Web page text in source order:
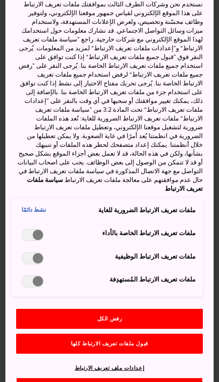
صارمة للغاية. ولأن الهدف الأول والأخير هو حماية السلالات
وضمان نقائها، يُجرى التحكم في كل تفاصيل الرعاية تحكمًا
كاملًا. فعلى سبيل المثال، تُختم جميع العجول حديثة الولادة
بأرقام تعريفية خاصة بهدف التمكن من تتبعها ومعرفة مزارعها
الأصلية، كما يُسجَّل مكان ميلاد كل بقرة والتاريخ الذي وُلدت فيه
ونوع السلالة التي تنتمي إليها.
من المزرعة إلى حظائر الخمس نجوم
يرعى المربون أغلب أنواع الواغيو من ثمانية إلى عشرة أشهر،
الذين يُكملون رعايتها. ويعمل هؤلاء المزارعون على خلق بيئات
مثالية لأبقارهم لتتمتع بأقصى حدود الراحة والهدوء، ويرجع
السبب وراء ذلك الاهتمام الزائد إلى الاعتقاد السائد بأن تلك
البيئات الهادئة الخالية من التوتر هي ما يُكسِب لحوم تلك الأبقار
قوامها الاستثنائي المميز. كما تتمتع ثيران الواغيو بظروف تغذية
مميزة، فالأبقار الحامل والماشية الوليدة ترعى على أعشاب
المراعي، أما العجول الصغيرة والثيران الأخرى، فتتغذى على
نستخدم نحن وشركات الطرف الثالث بموافقتك ملفات تعريف الارتباط
على هذا الموقع الإلكتروني لقياس جمهور موقعنا الإلكتروني، ولتوفير
وظائف محسّنة وتخصيص، ولعرض الإعلانات المستهدفة، ولاستخدام
ميزات وسائل التواصل الاجتماعي. قد نشارك معلومات حول استخدامك
لهذا الموقع الإلكتروني مع شركات خارجية. راجع ”سياسة ملفات تعريف
الارتباط“ و”إعدادات ملفات تعريف الارتباط“ لمزيد من المعلومات. يُرجى
النقر فوق ”قبول جميع ملفات تعريف الارتباط“ إذا كنت توافق على
استخدام جميع ملفات تعريف الارتباط الخاصة بنا. يُرجى النقر على ”رفض
جميع ملفات تعريف الارتباط“ لرفض استخدام جميع ملفات تعريف
الارتباط الخاصة بنا. يُرجى تحريك مفتاح الاختيار إلى نشط إذا كنت توافق
على استخدام جزء من ملفات تعريف الارتباط الخاصة بنا. بالإضافة إلى
ذلك، يمكنك تغيير موافقتك أو سحبها في أي وقت بالنقر على ”إعدادات
ملفات تعريف الارتباط“ تحت المادة 3.2 من ”سياسة ملفات تعريف
الارتباط“ ملفات تعريف الارتباط الضرورية للغاية: تُعد هذه الملفات
ضرورية لتشغيل موقعنا الإلكتروني، وتعطيل ملفات تعريف الارتباط
الضرورية في انظمتنا يُعد أمرًا في غاية الصعوبة. ولا يمكن تعطيلها من
خلال أنظمتنا. يمكنك إعداد متصفحك لحظر هذه الملفات أو تنبيهك
بشأنها، ولكن في هذه الحالة، قد لا تعمل بعض أجزاء الموقع بشكل صحيح
أو قد لا تتمكن من الوصول إلى بعض الوظائف. يجب على اصحاب البيانات
التواصل مع جهة الاتصال المذكورة في سياسة ملفات تعريف الارتباط في
حال عدم موافقتهم على معالجة ملفات تعريف الارتباطسياسة ملفات
تعريف الارتباط
ملفات تعريف الارتباط الضرورية للغاية نشط دائمًا
ملفات تعريف الارتباط الخاصة بالأداء
ملفات تعريف الارتباط الوظيفية
ملفات تعريف الارتباط المُستهدِفة
رفض الكل
قبول ملفات تعريف الارتباط كلها
إعدادات ملف تعريف الارتباط